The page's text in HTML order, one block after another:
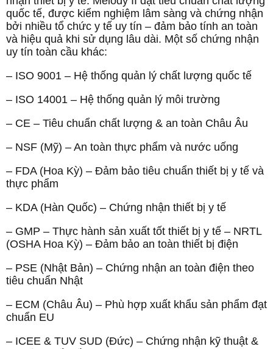
quốc tế, được kiểm nghiệm lâm sàng và chứng nhận
bởi nhiều tổ chức y tế uy tín – đảm bảo tính an toàn
và hiệu quả khi sử dụng lâu dài. Một số chứng nhận
uy tín toàn cầu khác:
– ISO 9001 – Hệ thống quản lý chất lượng quốc tế
– ISO 14001 – Hệ thống quản lý môi trường
– CE – Tiêu chuẩn chất lượng & an toàn Châu Âu
– NSF (Mỹ) – An toàn thực phẩm và nước uống
– FDA (Hoa Kỳ) – Đảm bảo tiêu chuẩn thiết bị y tế và
thực phẩm
– KDA (Hàn Quốc) – Chứng nhận thiết bị y tế
– GMP – Thực hành sản xuất tốt thiết bị y tế – NRTL
(OSHA Hoa Kỳ) – Đảm bảo an toàn thiết bị điện
– PSE (Nhật Bản) – Chứng nhận an toàn điện theo
tiêu chuẩn Nhật
– ECM (Châu Âu) – Phù hợp xuất khẩu sản phẩm đạt
chuẩn EU
– ICEE & TUV SUD (Đức) – Chứng nhận kỹ thuật &